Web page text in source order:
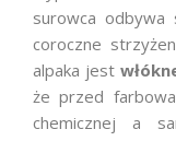
surowca odbywa
coroczne
alpaka jest
że przed
chemicznej a